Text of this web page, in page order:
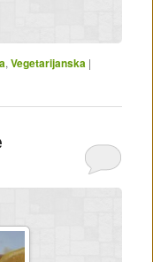
, Vegetarijanska |